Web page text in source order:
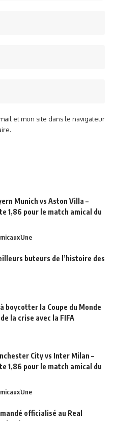
et mon site dans le navigateur
Munich vs Aston Villa –
1,86 pour le match amical du
Une
buteurs de l’histoire des
à boycotter la Coupe du Monde
la crise avec la FIFA
City vs Inter Milan –
1,86 pour le match amical du
Une
officialisé au Real